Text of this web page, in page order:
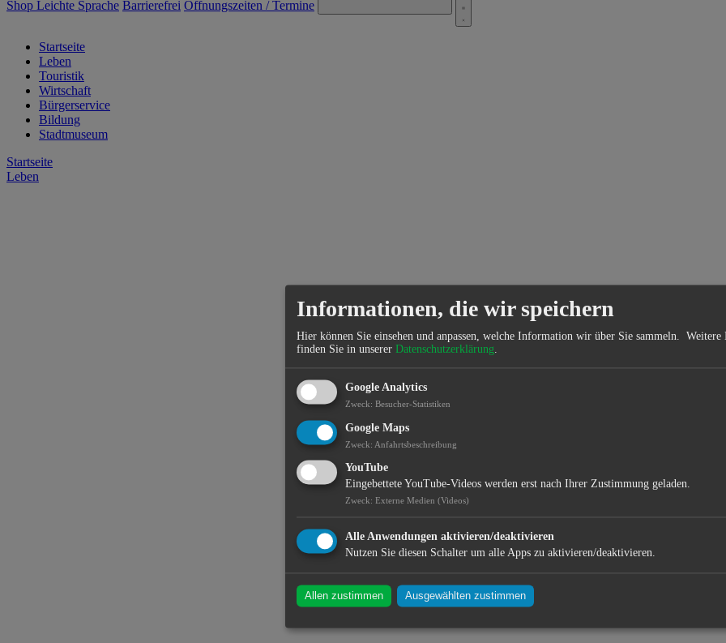
Shop Leichte Sprache Barrierefrei Öffnungszeiten / Termine
Startseite
Leben
Touristik
Wirtschaft
Bürgerservice
Bildung
Stadtmuseum
Startseite
Leben
Informationen, die wir speichern
Hier können Sie einsehen und anpassen, welche Information wir über Sie sammeln. Weitere
finden Sie in unserer Datenschutzerklärung.
Google Analytics
Zweck: Besucher-Statistiken
Google Maps
Zweck: Anfahrtsbeschreibung
YouTube
Eingebettete YouTube-Videos werden erst nach Ihrer Zustimmung geladen.
Zweck: Externe Medien (Videos)
Alle Anwendungen aktivieren/deaktivieren
Nutzen Sie diesen Schalter um alle Apps zu aktivieren/deaktivieren.
Allen zustimmen Ausgewählten zustimmen